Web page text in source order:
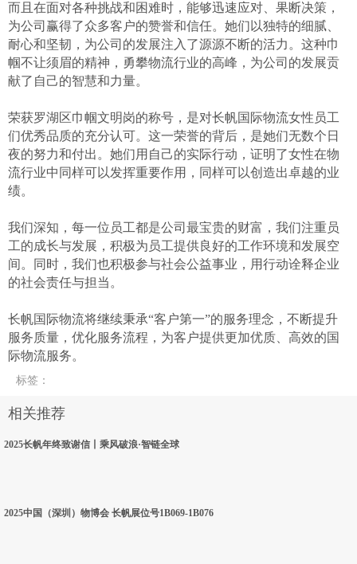
而且在面对各种挑战和困难时，能够迅速应对、果断决策，
为公司赢得了众多客户的赞誉和信任。她们以独特的细腻、
耐心和坚韧，为公司的发展注入了源源不断的活力。这种巾
帼不让须眉的精神，勇攀物流行业的高峰，为公司的发展贡
献了自己的智慧和力量。
荣获罗湖区巾帼文明岗的称号，是对长帆国际物流女性员工
们优秀品质的充分认可。这一荣誉的背后，是她们无数个日
夜的努力和付出。她们用自己的实际行动，证明了女性在物
流行业中同样可以发挥重要作用，同样可以创造出卓越的业
绩。
我们深知，每一位员工都是公司最宝贵的财富，我们注重员
工的成长与发展，积极为员工提供良好的工作环境和发展空
间。同时，我们也积极参与社会公益事业，用行动诠释企业
的社会责任与担当。
长帆国际物流将继续秉承“客户第一”的服务理念，不断提升
服务质量，优化服务流程，为客户提供更加优质、高效的国
际物流服务。
标签 ：
相关推荐
2025长帆年终致谢信丨乘风破浪·智链全球
2025中国（深圳）物博会 长帆展位号1B069-1B076